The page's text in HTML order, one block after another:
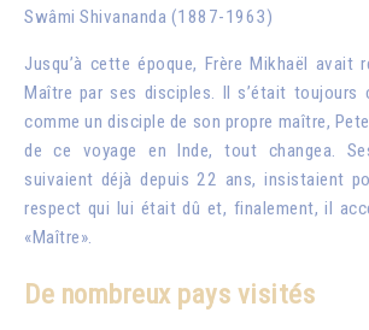
Swâmi Shivananda (1887-1963)
Jusqu’à cette époque, Frère Mikhaël avait
Maître par ses disciples. Il s’était toujours
comme un disciple de son propre maître,
de ce voyage en Inde, tout changea.
suivaient déjà depuis 22 ans, insistaient
respect qui lui était dû et, finalement, il
«Maître».
De nombreux pays visités